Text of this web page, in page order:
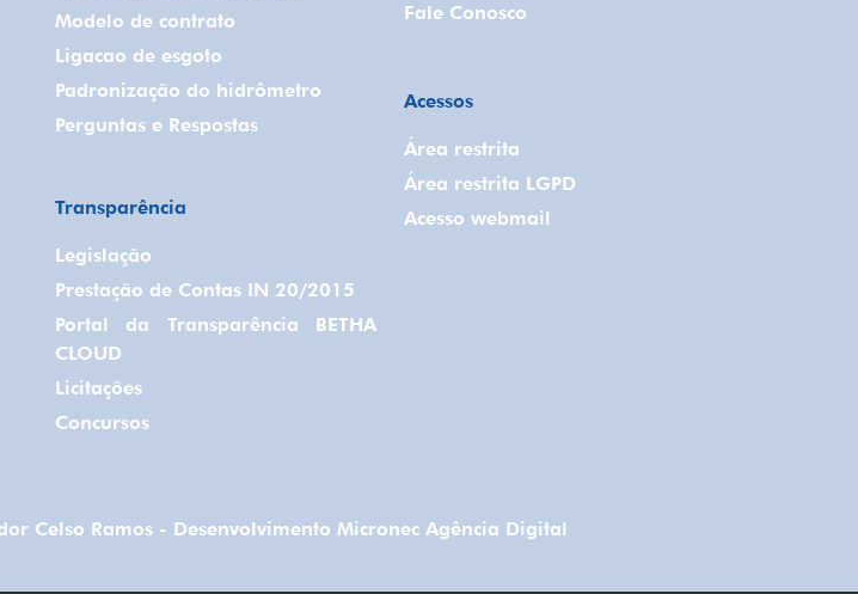
Modelo de contrato
Ligacao de esgoto
Padronização do hidrômetro
Perguntas e Respostas
Transparência
Legislação
Prestação de Contas IN 20/2015
Portal da Transparência BETHA
CLOUD
Licitações
Concursos
Fale Conosco
Acessos
Área restrita
Área restrita LGPD
Acesso webmail
Celso Ramos - Desenvolvimento Micronec Agência Digital